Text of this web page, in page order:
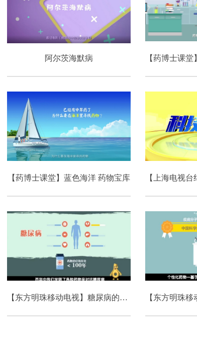
阿尔茨海默病
【药博士课堂】蓝色海洋 药物宝库
【东方明珠移动电视】糖尿病的成因及治疗